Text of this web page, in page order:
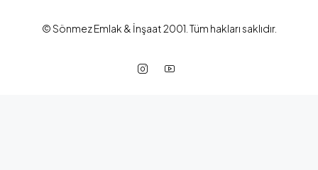
© Sönmez Emlak & İnşaat 2001. Tüm hakları saklıdır.